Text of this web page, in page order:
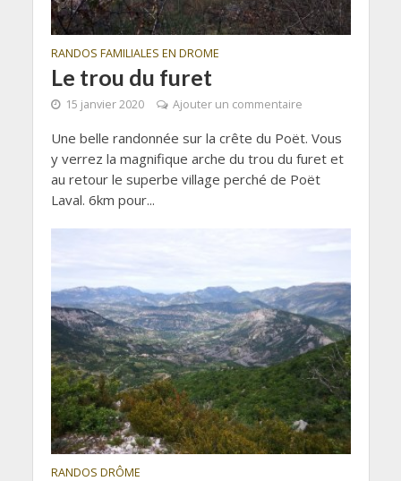
RANDOS FAMILIALES EN DROME
Le trou du furet
15 janvier 2020 Ajouter un commentaire
Une belle randonnée sur la crête du Poët. Vous
y verrez la magnifique arche du trou du furet et
au retour le superbe village perché de Poët
Laval. 6km pour...
RANDOS DRÔME